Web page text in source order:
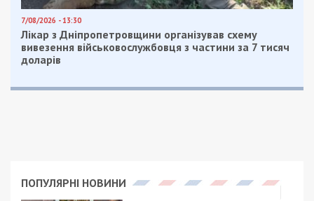
7/08/2026 - 13:30
Лікар з Дніпропетровщини організував схему
вивезення військовослужбовця з частини за 7 тисяч
доларів
ПОПУЛЯРНІ НОВИНИ